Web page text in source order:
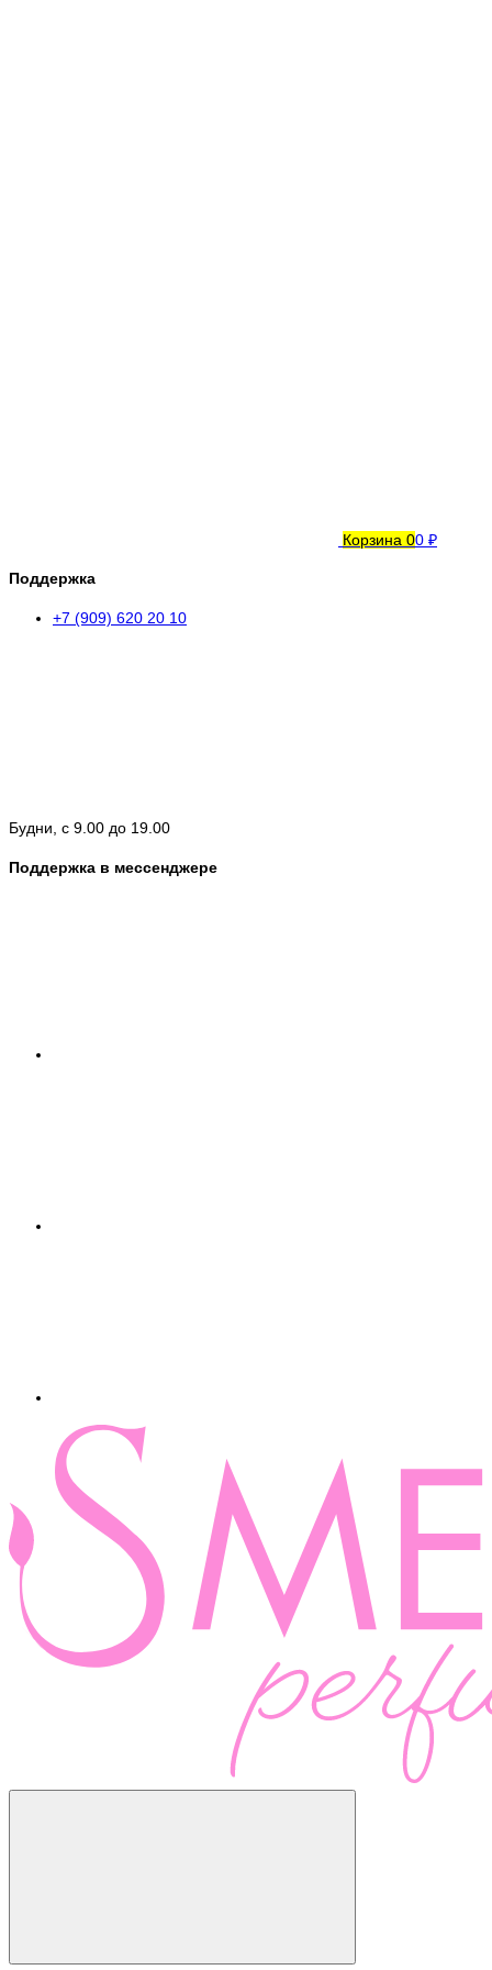
Корзина 00 ₽
Поддержка
+7 (909) 620 20 10
Будни, с 9.00 до 19.00
Поддержка в мессенджере